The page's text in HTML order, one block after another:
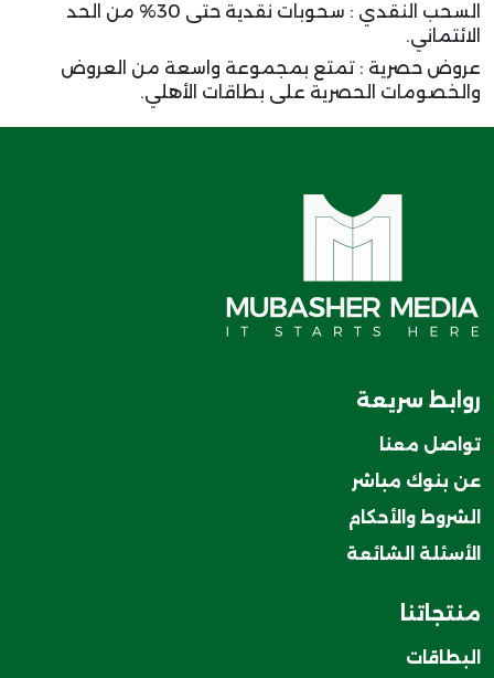
السحب النقدي : سحوبات نقدية حتى 30% من الحد
الائتماني.
عروض حصرية : تمتع بمجموعة واسعة من العروض
والخصومات الحصرية على بطاقات الأهلي.
روابط سريعة
تواصل معنا
عن بنوك مباشر
الشروط والأحكام
الأسئلة الشائعة
منتجاتنا
البطاقات